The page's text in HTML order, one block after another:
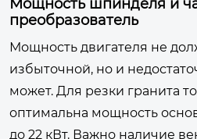
Мощность шпинделя и
преобразователь
Мощность двигателя не
избыточной, но и
может. Для резки гранита
оптимальна мощность
до 22 кВт. Важно наличие